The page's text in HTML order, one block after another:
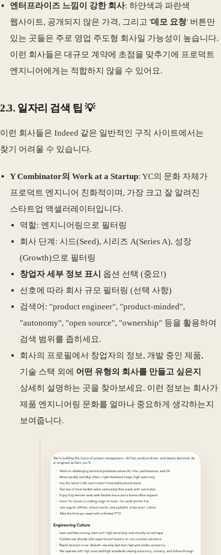
엔터프라이즈 느낌이 강한 회사: 하얀색과 파란색
웹사이트, 공개되지 않은 가격, 그리고 '데모 요청' 버튼만
있는 곳들은 주로 영업 주도형 회사일 가능성이 높습니다.
이런 회사들은 대규모 계약에 초점을 맞추기에 프로덕트
엔지니어에게는 적합하지 않을 수 있어요.
2.3. 일자리 검색 팁 💡
이런 회사들은 Indeed 같은 일반적인 구직 사이트에서는
찾기 어려울 수 있습니다.
Y Combinator의 Work at a Startup: YC의 문화 자체가
프로덕트 엔지니어 친화적이며, 가장 크고 잘 알려진
스타트업 액셀러레이터입니다.
역할: 엔지니어링으로 필터링
회사 단계: 시드(Seed), 시리즈 A(Series A), 성장
(Growth)으로 필터링
창업자 세부 정보 표시 옵션 선택 (중요!)
선호에 따라 회사 규모 필터링 (선택 사항)
검색어: "product engineer", "product-minded",
"autonomy", "open source", "ownership" 등을 활용하여
검색 범위를 좁히세요.
회사의 프로필에서 창업자의 정보, 개발 중인 제품,
기술 스택 외에 어떤 유형의 회사를 만들고 싶은지
상세히 설명하는 곳을 찾아보세요. 이런 정보는 회사가
제품 엔지니어링 문화를 얼마나 중요하게 생각하는지
보여줍니다.